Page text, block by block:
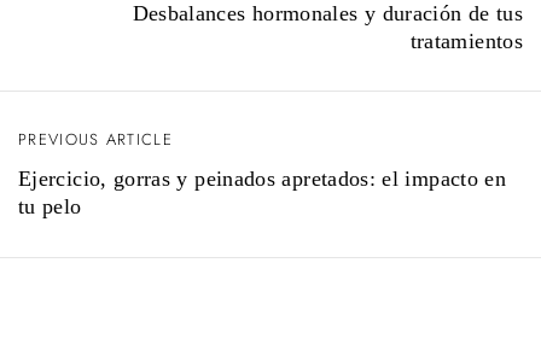
v
e
g
PREVIOUS ARTICLE
Ejercicio, gorras y peinados apretados: el impacto en
tu pelo
Desbalances hormonales y duración de tus
tratamientos